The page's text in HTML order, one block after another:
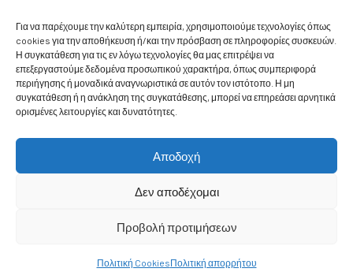
Για να παρέχουμε την καλύτερη εμπειρία, χρησιμοποιούμε τεχνολογίες όπως
cookies για την αποθήκευση ή/και την πρόσβαση σε πληροφορίες συσκευών.
Η συγκατάθεση για τις εν λόγω τεχνολογίες θα μας επιτρέψει να
επεξεργαστούμε δεδομένα προσωπικού χαρακτήρα, όπως συμπεριφορά
περιήγησης ή μοναδικά αναγνωριστικά σε αυτόν τον ιστότοπο. Η μη
συγκατάθεση ή η ανάκληση της συγκατάθεσης, μπορεί να επηρεάσει αρνητικά
ορισμένες λειτουργίες και δυνατότητες.
Αποδοχή
Δεν αποδέχομαι
Προβολή προτιμήσεων
Πολιτική CookiesΠολιτική απορρήτου
Hygiene Systems & Equipment είναι
αποκλειστικός προμηθευτής της ελβετικής εταιρείας Hygolet
στην Ελλάδα.
Από το 1997, στο πλάι του επαγγελματία με σεβασμό στις
Terms & Conditions